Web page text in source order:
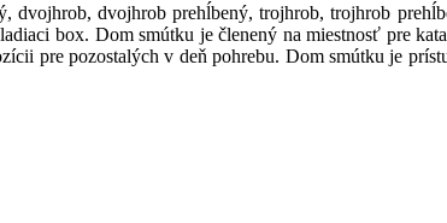
dvojhrob, dvojhrob prehĺbený, trojhrob, trojhrob
box. Dom smútku je členený na miestnosť pre
pre pozostalých v deň pohrebu. Dom smútku je